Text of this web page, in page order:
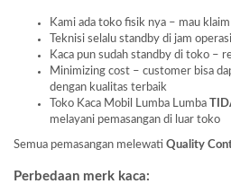
Kami ada toko fisik nya – mau
Teknisi selalu standby di jam
Kaca pun sudah standby di toko –
Minimizing cost – customer bisa
dengan kualitas terbaik
Toko Kaca Mobil Lumba Lumba
melayani pemasangan di luar toko
Semua pemasangan melewati Quality
Perbedaan merk kaca: